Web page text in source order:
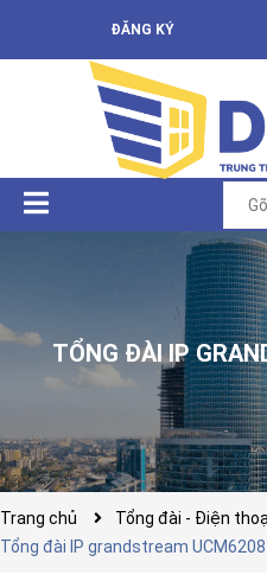
ĐĂNG KÝ
TỔNG ĐÀI IP
Trang chủ
Tổng đài - Điện
Tổng đài IP grandstream UCM6208